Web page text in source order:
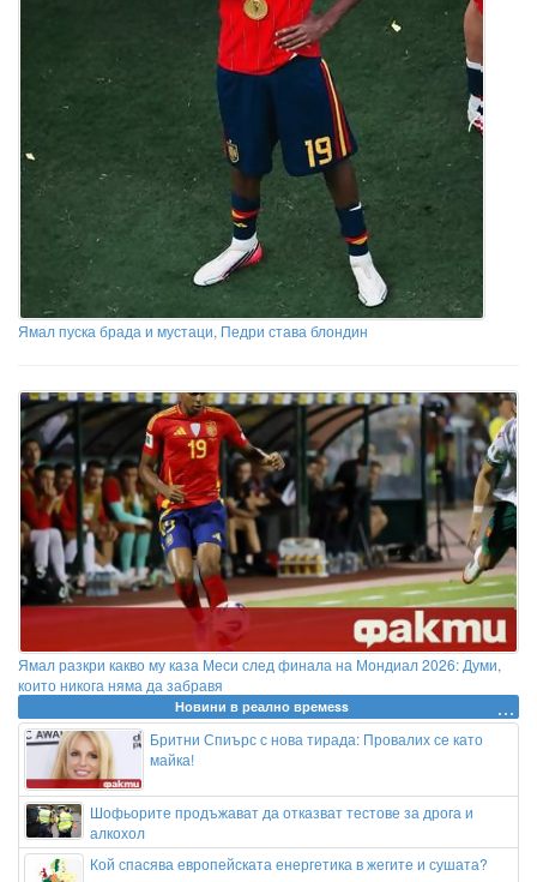
Ямал пуска брада и мустаци, Педри става блондин
Ямал разкри какво му каза Меси след финала на Мондиал 2026: Думи,
които никога няма да забравя
Новини в реално времеss
Бритни Спиърс с нова тирада: Провалих се като
майка!
Шофьорите продъжават да отказват тестове за дрога и
алкохол
Кой спасява европейската енергетика в жегите и сушата?